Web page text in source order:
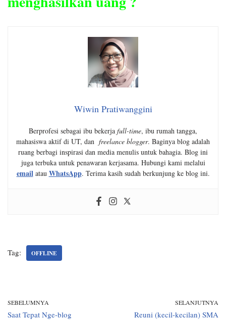
Wiwin Pratiwanggini
Berprofesi sebagai ibu bekerja full-time, ibu rumah tangga,
mahasiswa aktif di UT, dan freelance blogger. Baginya blog adalah
ruang berbagi inspirasi dan media menulis untuk bahagia. Blog ini
juga terbuka untuk penawaran kerjasama. Hubungi kami melalui
emailatau WhatsApp. Terima kasih sudah berkunjung ke blog ini.
Tag: OFFLINE
SEBELUMNYA
Saat Tepat Nge-blog
SELANJUTNYA
Reuni (kecil-kecilan) SMA